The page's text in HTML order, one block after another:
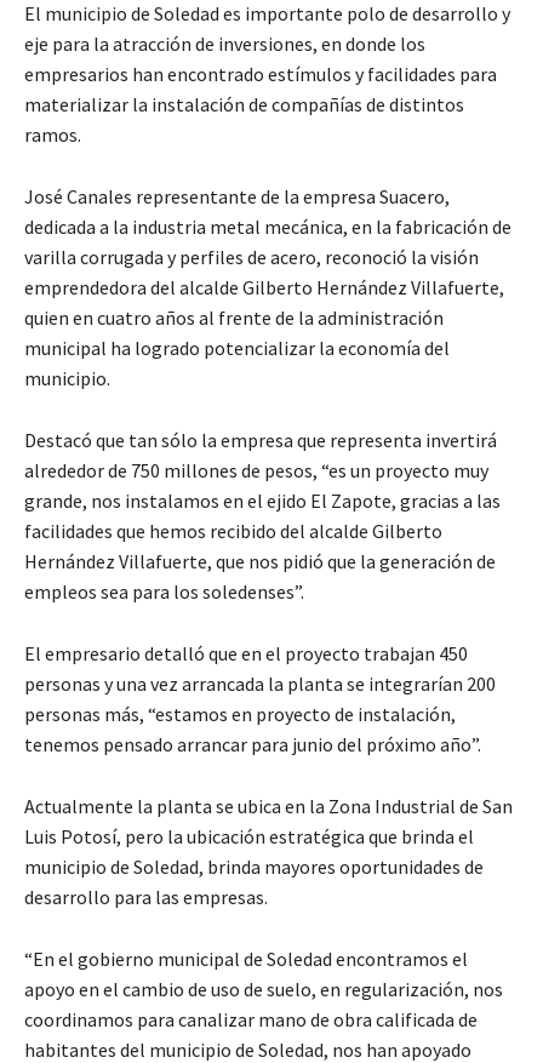
El municipio de Soledad es importante polo de desarrollo y
eje para la atracción de inversiones, en donde los
empresarios han encontrado estímulos y facilidades para
materializar la instalación de compañías de distintos
ramos.
José Canales representante de la empresa Suacero,
dedicada a la industria metal mecánica, en la fabricación de
varilla corrugada y perfiles de acero, reconoció la visión
emprendedora del alcalde Gilberto Hernández Villafuerte,
quien en cuatro años al frente de la administración
municipal ha logrado potencializar la economía del
municipio.
Destacó que tan sólo la empresa que representa invertirá
alrededor de 750 millones de pesos, “es un proyecto muy
grande, nos instalamos en el ejido El Zapote, gracias a las
facilidades que hemos recibido del alcalde Gilberto
Hernández Villafuerte, que nos pidió que la generación de
empleos sea para los soledenses”.
El empresario detalló que en el proyecto trabajan 450
personas y una vez arrancada la planta se integrarían 200
personas más, “estamos en proyecto de instalación,
tenemos pensado arrancar para junio del próximo año”.
Actualmente la planta se ubica en la Zona Industrial de San
Luis Potosí, pero la ubicación estratégica que brinda el
municipio de Soledad, brinda mayores oportunidades de
desarrollo para las empresas.
“En el gobierno municipal de Soledad encontramos el
apoyo en el cambio de uso de suelo, en regularización, nos
coordinamos para canalizar mano de obra calificada de
habitantes del municipio de Soledad, nos han apoyado